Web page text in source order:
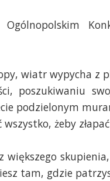
wiatr wypycha z
poszukiwaniu
podzielonym
żeby
większego
tam, gdzie